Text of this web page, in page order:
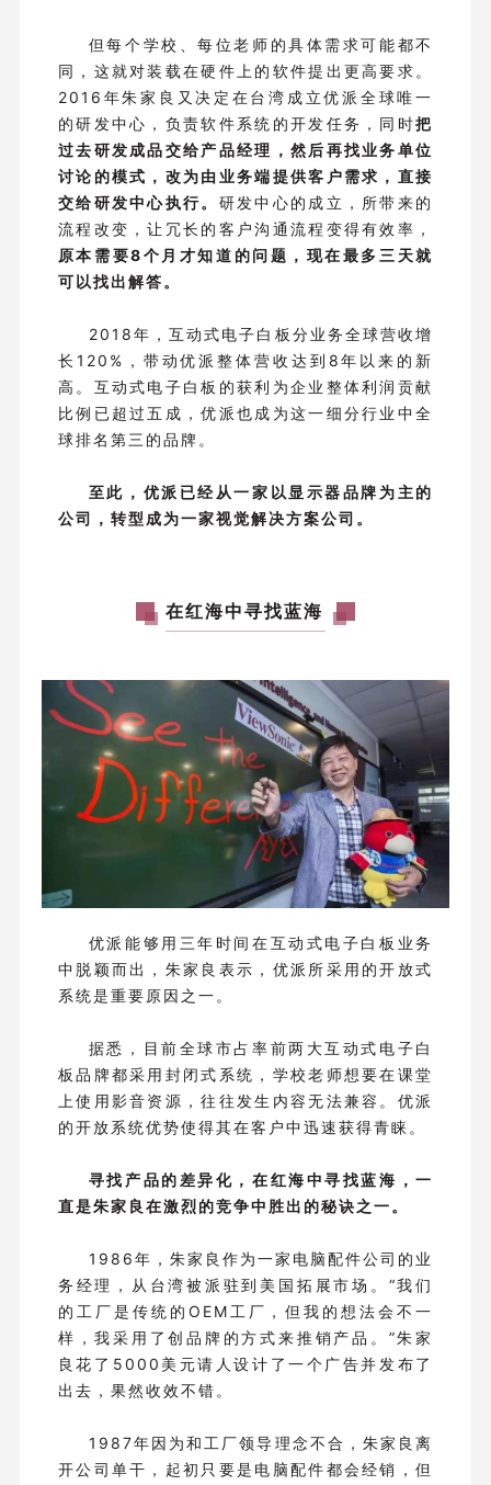
但每个学校、每位老师的具体需求可能都不
同，这就对装载在硬件上的软件提出更高要求。
2016年朱家良又决定在台湾成立优派全球唯一
的研发中心，负责软件系统的开发任务，同时把
过去研发成品交给产品经理，然后再找业务单位
讨论的模式，改为由业务端提供客户需求，直接
交给研发中心执行。 研发中心的成立，所带来的
流程改变，让冗长的客户沟通流程变得有效率，
原本需要8个月才知道的问题，现在最多三天就
可以找出解答。
2018年，互动式电子白板分业务全球营收增
长120%，带动优派整体营收达到8年以来的新
高。互动式电子白板的获利为企业整体利润贡献
比例已超过五成，优派也成为这一细分行业中全
球排名第三的品牌。
至此，优派已经从一家以显示器品牌为主的
公司，转型成为一家视觉解决方案公司。
在红海中寻找蓝海
优派能够用三年时间在互动式电子白板业务
中脱颖而出，朱家良表示，优派所采用的开放式
系统是重要原因之一。
据悉，目前全球市占率前两大互动式电子白
板品牌都采用封闭式系统，学校老师想要在课堂
上使用影音资源，往往发生内容无法兼容。优派
的开放系统优势使得其在客户中迅速获得青睐。
寻找产品的差异化，在红海中寻找蓝海，一
直是朱家良在激烈的竞争中胜出的秘诀之一。
1986年，朱家良作为一家电脑配件公司的业
务经理，从台湾被派驻到美国拓展市场。“我们
的工厂是传统的OEM工厂，但我的想法会不一
样，我采用了创品牌的方式来推销产品。”朱家
良花了5000美元请人设计了一个广告并发布了
出去，果然收效不错。
1987年因为和工厂领导理念不合，朱家良离
开公司单干，起初只要是电脑配件都会经销，但